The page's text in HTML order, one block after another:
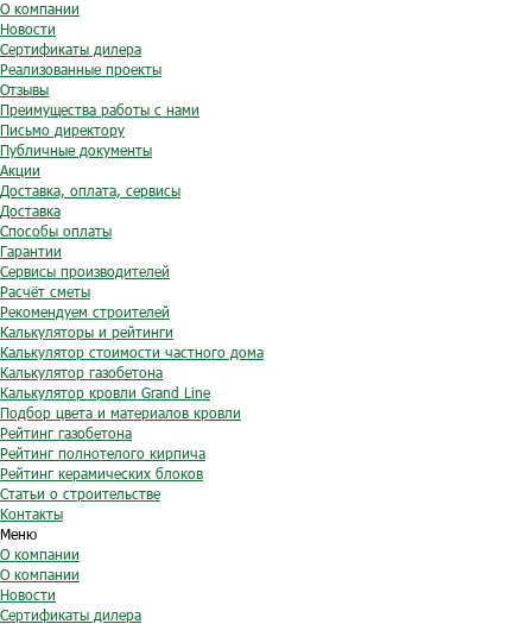
О компании
Новости
Сертификаты дилера
Реализованные проекты
Отзывы
Преимущества работы с нами
Письмо директору
Публичные документы
Акции
Доставка, оплата, сервисы
Доставка
Способы оплаты
Гарантии
Сервисы производителей
Расчёт сметы
Рекомендуем строителей
Калькуляторы и рейтинги
Калькулятор стоимости частного дома
Калькулятор газобетона
Калькулятор кровли Grand Line
Подбор цвета и материалов кровли
Рейтинг газобетона
Рейтинг полнотелого кирпича
Рейтинг керамических блоков
Статьи о строительстве
Контакты
Меню
О компании
О компании
Новости
Сертификаты дилера